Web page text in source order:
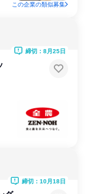
この企業の類似募集
締切：8月25日
締切：10月18日